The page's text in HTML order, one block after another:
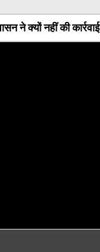
ने क्यों नहीं की कार्रवाई